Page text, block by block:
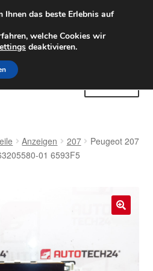
ab 6 EUR
Versand
Mo-Fr 9-16 Uhr
Anzeigen 207
Peugeot 207
01 6593F5
Ihnen das beste Erlebnis auf
welche Cookies wir
deaktivieren.